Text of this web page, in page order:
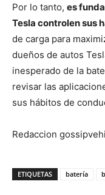
Por lo tanto, es
Tesla controlen sus
de carga para
dueños de autos
inesperado de la
revisar las
sus hábitos de
Redaccion
ETIQUETAS batería